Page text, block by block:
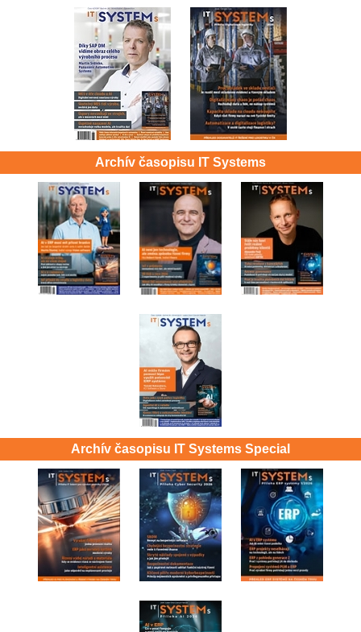
Archív časopisu IT Systems
Archív časopisu IT Systems Special